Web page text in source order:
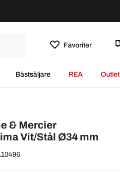
Favoriter
Bästsäljare REA Outlet
& Mercier
Vit/Stål Ø34 mm